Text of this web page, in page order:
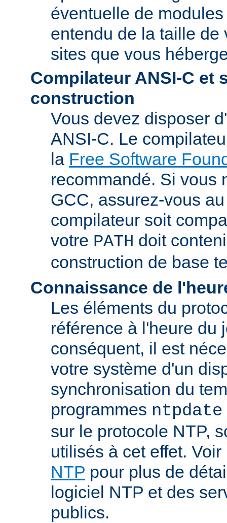
éventuelle de
entendu de la taille de
sites que vous
Compilateur ANSI-C et
construction
Vous devez disposer
ANSI-C. Le
la Free Software
recommandé. Si vous
GCC, assurez-vous
compilateur soit
votre PATH doit
construction de base
Connaissance de
Les éléments du
référence à l'heure du
conséquent, il est
votre système d'un
synchronisation du
programmes ntpdate
sur le protocole NTP,
utilisés à cet effet.
NTP pour plus de
logiciel NTP et des
publics.